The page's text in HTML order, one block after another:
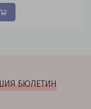
БЮЛЕТИН